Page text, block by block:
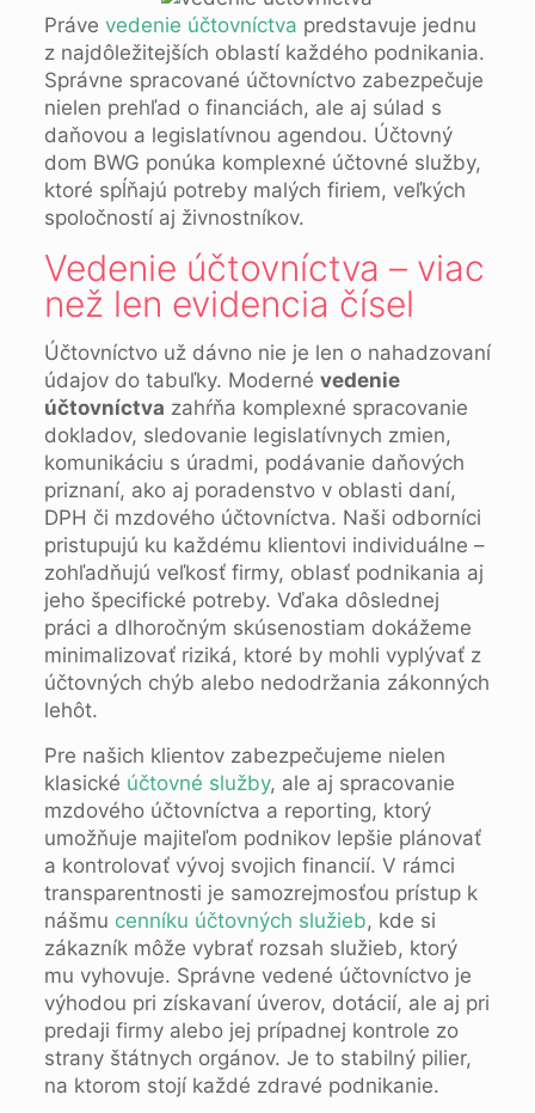
Práve vedenie účtovníctva predstavuje jednu
z najdôležitejších oblastí každého podnikania.
Správne spracované účtovníctvo zabezpečuje
nielen prehľad o financiách, ale aj súlad s
daňovou a legislatívnou agendou. Účtovný
dom BWG ponúka komplexné účtovné služby,
ktoré spĺňajú potreby malých firiem, veľkých
spoločností aj živnostníkov.
Vedenie účtovníctva – viac
než len evidencia čísel
Účtovníctvo už dávno nie je len o nahadzovaní
údajov do tabuľky. Moderné vedenie
účtovníctva zahŕňa komplexné spracovanie
dokladov, sledovanie legislatívnych zmien,
komunikáciu s úradmi, podávanie daňových
priznaní, ako aj poradenstvo v oblasti daní,
DPH či mzdového účtovníctva. Naši odborníci
pristupujú ku každému klientovi individuálne –
zohľadňujú veľkosť firmy, oblasť podnikania aj
jeho špecifické potreby. Vďaka dôslednej
práci a dlhoročným skúsenostiam dokážeme
minimalizovať riziká, ktoré by mohli vyplývať z
účtovných chýb alebo nedodržania zákonných
lehôt.
Pre našich klientov zabezpečujeme nielen
klasické účtovné služby, ale aj spracovanie
mzdového účtovníctva a reporting, ktorý
umožňuje majiteľom podnikov lepšie plánovať
a kontrolovať vývoj svojich financií. V rámci
transparentnosti je samozrejmosťou prístup k
nášmu cenníku účtovných služieb, kde si
zákazník môže vybrať rozsah služieb, ktorý
mu vyhovuje. Správne vedené účtovníctvo je
výhodou pri získavaní úverov, dotácií, ale aj pri
predaji firmy alebo jej prípadnej kontrole zo
strany štátnych orgánov. Je to stabilný pilier,
na ktorom stojí každé zdravé podnikanie.